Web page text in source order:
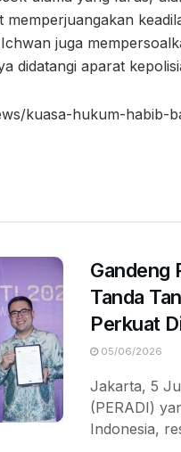
juga
didatangi aparat
kuasa-hukum-habib-
Gandeng
Tanda
Perkuat
05/06/2026
Jakarta, 5
(PERADI)
Indonesia,